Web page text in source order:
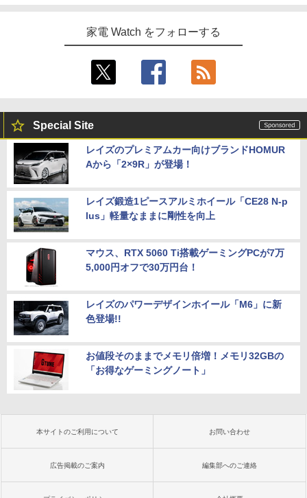
家電 Watch をフォローする
Special Site
レイズのプレミアムカー向けブランドHOMUR
Aから「2×9R」が登場！
レイズ鍛造1ピースアルミホイール「CE28 N-p
lus」軽量なままに剛性を向上
マウス、RTX 5060 Ti搭載ゲーミングPCが7万
5,000円オフで30万円台！
レイズのパワーデザインホイール「M6」に新
色登場!!
お値段そのままでメモリ倍増！メモリ32GBの
「お得なゲーミングノート」
本サイトのご利用について お問い合わせ
広告掲載のご案内 編集部へのご連絡